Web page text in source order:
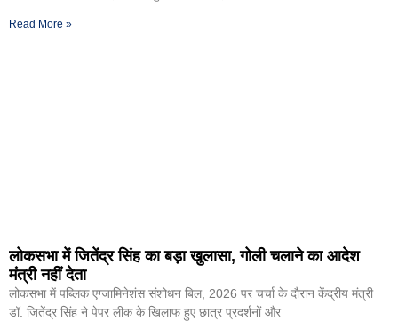
Read More »
लोकसभा में जितेंद्र सिंह का बड़ा खुलासा, गोली चलाने का आदेश
मंत्री नहीं देता
लोकसभा में पब्लिक एग्जामिनेशंस संशोधन बिल, 2026 पर चर्चा के दौरान केंद्रीय मंत्री
डॉ. जितेंद्र सिंह ने पेपर लीक के खिलाफ हुए छात्र प्रदर्शनों और